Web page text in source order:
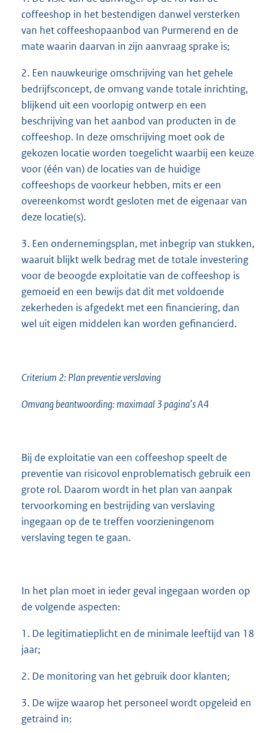
coffeeshop in het bestendigen danwel versterken
van het coffeeshopaanbod van Purmerend en de
mate waarin daarvan in zijn aanvraag sprake is;
2. Een nauwkeurige omschrijving van het gehele
bedrijfsconcept, de omvang vande totale inrichting,
blijkend uit een voorlopig ontwerp en een
beschrijving van het aanbod van producten in de
coffeeshop. In deze omschrijving moet ook de
gekozen locatie worden toegelicht waarbij een keuze
voor (één van) de locaties van de huidige
coffeeshops de voorkeur hebben, mits er een
overeenkomst wordt gesloten met de eigenaar van
deze locatie(s).
3. Een ondernemingsplan, met inbegrip van stukken,
waaruit blijkt welk bedrag met de totale investering
voor de beoogde exploitatie van de coffeeshop is
gemoeid en een bewijs dat dit met voldoende
zekerheden is afgedekt met een financiering, dan
wel uit eigen middelen kan worden gefinancierd.
Criterium 2: Plan preventie verslaving
Omvang beantwoording: maximaal 3 pagina’s A4
Bij de exploitatie van een coffeeshop speelt de
preventie van risicovol enproblematisch gebruik een
grote rol. Daarom wordt in het plan van aanpak
tervoorkoming en bestrijding van verslaving
ingegaan op de te treffen voorzieningenom
verslaving tegen te gaan.
In het plan moet in ieder geval ingegaan worden op
de volgende aspecten:
1. De legitimatieplicht en de minimale leeftijd van 18
jaar;
2. De monitoring van het gebruik door klanten;
3. De wijze waarop het personeel wordt opgeleid en
getraind in: